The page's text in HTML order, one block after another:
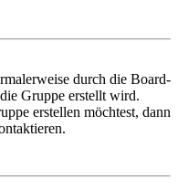
durch die Board-
Gruppe erstellt wird.
erstellen möchtest, dann